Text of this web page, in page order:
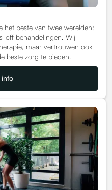
het beste van twee werelden:
off behandelingen. Wij
maar vertrouwen ook
beste zorg te bieden.
info